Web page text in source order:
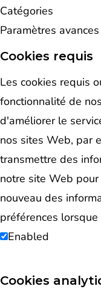
Paramètres
Cookies requis
Les cookies requis
fonctionnalité de
d'améliorer le
nos sites Web, par
transmettre des
notre site Web
nouveau des
préférences
Enabled
Cookies